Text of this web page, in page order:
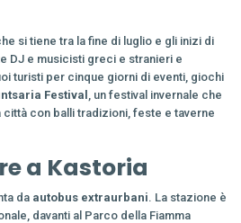
si tiene tra la fine di luglio e gli inizi di
DJ e musicisti greci e stranieri e
turisti per cinque giorni di eventi, giochi
Festival , un festival invernale che
città con balli tradizioni, feste e taverne
a Kastoria
da autobus extraurbani . La stazione è
davanti al Parco della Fiamma